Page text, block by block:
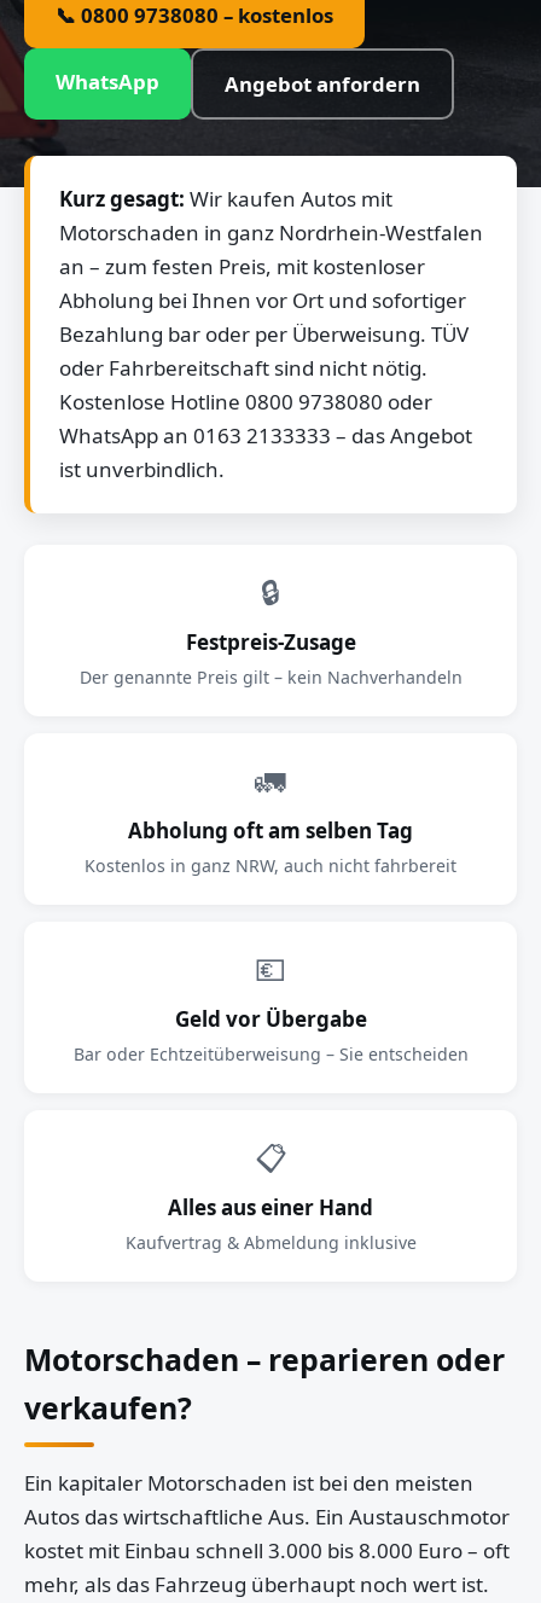
📞 0800 9738080 – kostenlos
WhatsApp Angebot anfordern
Kurz gesagt: Wir kaufen Autos mit
Motorschaden in ganz Nordrhein-Westfalen
an – zum festen Preis, mit kostenloser
Abholung bei Ihnen vor Ort und sofortiger
Bezahlung bar oder per Überweisung. TÜV
oder Fahrbereitschaft sind nicht nötig.
Kostenlose Hotline 0800 9738080 oder
WhatsApp an 0163 2133333 – das Angebot
ist unverbindlich.
🔒
Festpreis-Zusage
Der genannte Preis gilt – kein Nachverhandeln
🚛
Abholung oft am selben Tag
Kostenlos in ganz NRW, auch nicht fahrbereit
💶
Geld vor Übergabe
Bar oder Echtzeitüberweisung – Sie entscheiden
📋
Alles aus einer Hand
Kaufvertrag & Abmeldung inklusive
Motorschaden – reparieren oder
verkaufen?
Ein kapitaler Motorschaden ist bei den meisten
Autos das wirtschaftliche Aus. Ein Austauschmotor
kostet mit Einbau schnell 3.000 bis 8.000 Euro – oft
mehr, als das Fahrzeug überhaupt noch wert ist.